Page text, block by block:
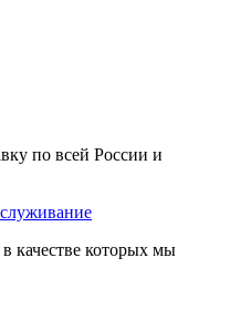
по всей России и
качестве которых мы